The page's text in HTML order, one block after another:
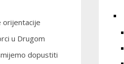
orijentacije
u Drugom
dopustiti